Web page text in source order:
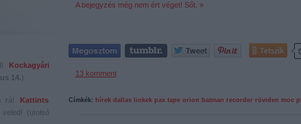
Kockagyári
14.)
rá!
Kattints
(utolsó
A bejegyzés még nem ért véget! Sőt. »
Tetszik
13komment
Címkék: hírek dallas linkek pax tape orion batman recorder röviden moc